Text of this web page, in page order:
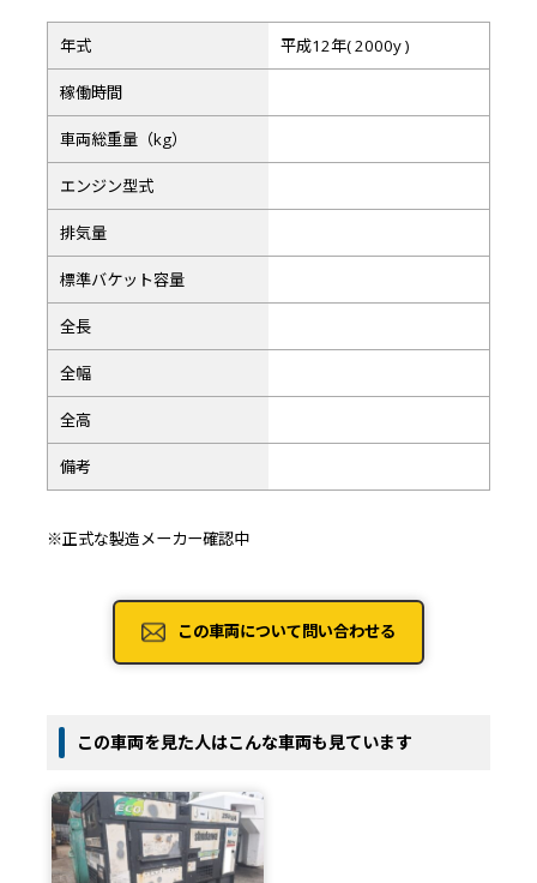
年式 平成12年( 2000y )
稼働時間
車両総重量（kg）
エンジン型式
排気量
標準バケット容量
全長
全幅
全高
備考
※正式な製造メーカー確認中
この車両について問い合わせる
この車両を見た人はこんな車両も見ています